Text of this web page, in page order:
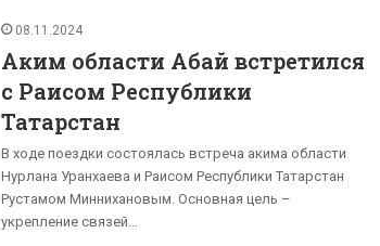
08.11.2024
Аким области Абай встретился
с Раисом Республики
Татарстан
В ходе поездки состоялась встреча акима области
Нурлана Уранхаева и Раисом Республики Татарстан
Рустамом Миннихановым. Основная цель –
укрепление связей…